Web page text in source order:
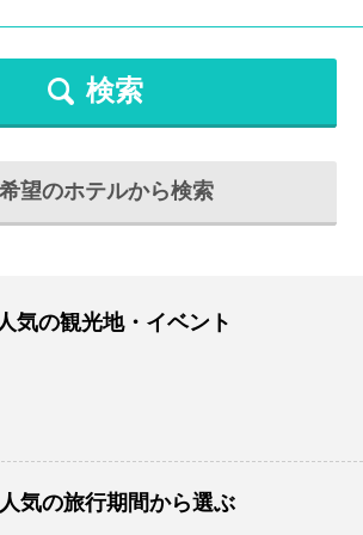
検索
望のホテルから検索
気の観光地・イベント
人気の旅行期間から選ぶ